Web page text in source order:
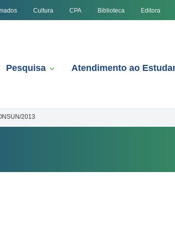
Cultura CPA Biblioteca Editora
Pesquisa Atendimento ao
2013